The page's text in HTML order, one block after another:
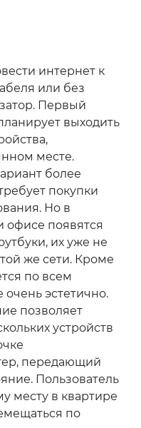
интернет к
или без
Первый
выходить
месте.
более
покупки
Но в
офисе появятся
их уже не
же сети. Кроме
по всем
эстетично.
позволяет
устройств
передающий
Пользователь
месту в квартире
по